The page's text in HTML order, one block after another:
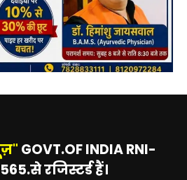
GOVT.OF INDIA RNI-
रजिस्टर्ड हैं।